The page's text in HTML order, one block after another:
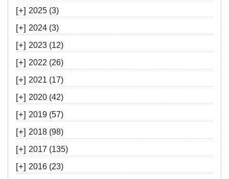
[+] 2025 (3)
[+] 2024 (3)
[+] 2023 (12)
[+] 2022 (26)
[+] 2021 (17)
[+] 2020 (42)
[+] 2019 (57)
[+] 2018 (98)
[+] 2017 (135)
[+] 2016 (23)